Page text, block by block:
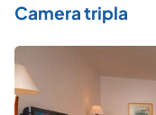
Camera tripla